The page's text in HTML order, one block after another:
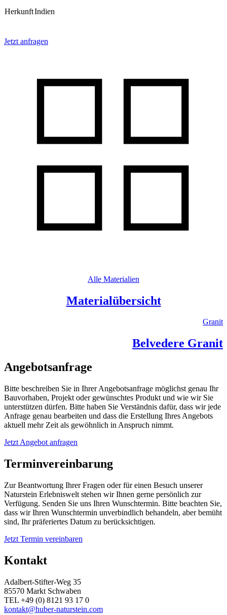
HerkunftIndien
Jetzt anfragen
Alle Materialien
Materialübersicht
Granit
Belvedere Granit
Angebotsanfrage
Bitte beschreiben Sie in Ihrer Angebotsanfrage möglichst genau Ihr
Bauvorhaben, Projekt oder gewünschtes Produkt und wie wir Sie
unterstützen dürfen. Bitte haben Sie Verständnis dafür, dass wir jede
Anfrage genau bearbeiten und dass die Erstellung Ihres Angebots
aktuell mehr Zeit als gewöhnlich in Anspruch nimmt.
Jetzt Angebot anfragen
Terminvereinbarung
Zur Beantwortung Ihrer Fragen oder für einen Besuch unserer
Naturstein Erlebniswelt stehen wir Ihnen gerne persönlich zur
Verfügung. Senden Sie uns Ihren Wunschtermin. Bitte beachten Sie,
dass wir Ihren Wunschtermin unverbindlich behandeln, aber bemüht
sind, Ihr präferiertes Datum zu berücksichtigen.
Jetzt Termin vereinbaren
Kontakt
Adalbert-Stifter-Weg 35
85570 Markt Schwaben
TEL +49 (0) 8121 93 17 0
kontakt@huber-naturstein.com